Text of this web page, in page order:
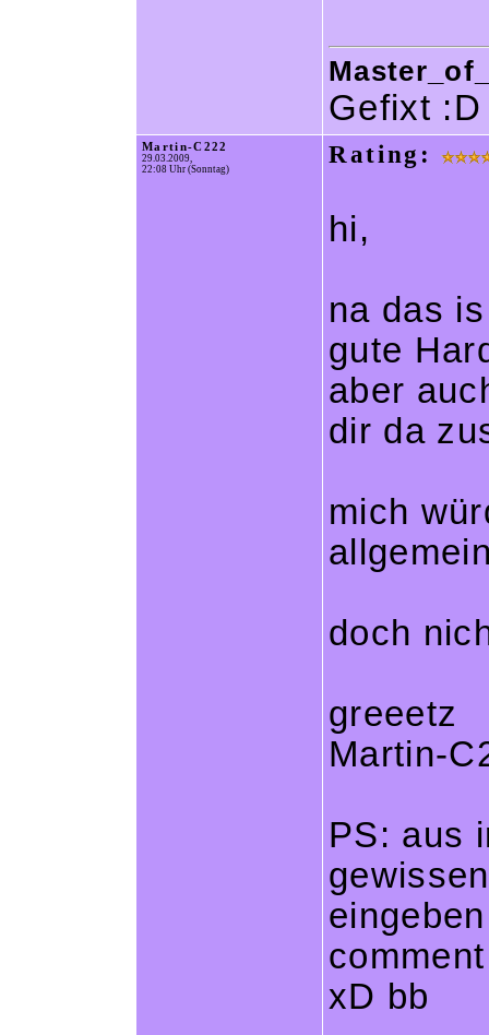
Gefixt :D
Martin-C222
29.03.2009,
22:08 Uhr (Sonntag)
Rating:
hi,
na das
gute
aber
dir da
mich
doch
greeetz
Martin-
PS: aus
xD bb